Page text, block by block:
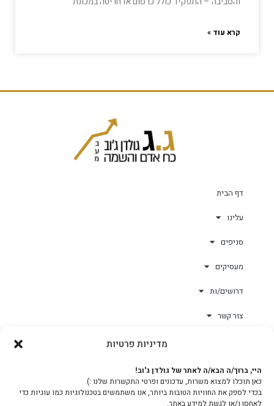
מדיניות פרטיות
היי, ברוך/ה הבא/ה לאתר של גולדן ג'וב!
כאן תוכלו למצוא משרות, עדכונים ופרטי התקשרות שלנו :)
בכדי לספק את החוויות הטובות ביותר, אנו משתמשים בטכנולוגיות כמו עוגיות כדי
לאחסן ו/או לגשת למידע באתר.
קרא עוד »
דף הבית
עלינו
סניפים
מעסיקים
דרושים/ות
צור קשר
צוות